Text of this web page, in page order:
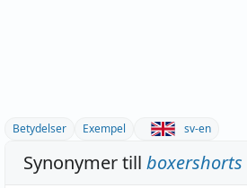
Betydelser Exempel sv-en
Synonymer till boxershorts